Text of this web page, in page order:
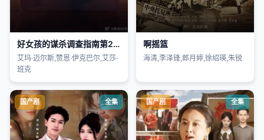
好女孩的谋杀调查指南第2季
艾玛·迈尔斯,赞恩·伊克巴尔,艾莎·
班克
啊摇篮
海清,李泽锋,郎月婷,徐绍瑛,朱锐
国产剧 全集 国产剧 全集